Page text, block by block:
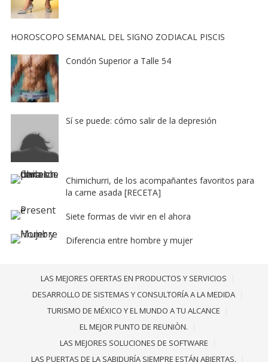
HOROSCOPO SEMANAL DEL SIGNO ZODIACAL PISCIS
Condón Superior a Talle 54
Sí se puede: cómo salir de la depresión
Chimichurri, de los acompañantes favoritos para
la carne asada [RECETA]
Siete formas de vivir en el ahora
Diferencia entre hombre y mujer
LAS MEJORES OFERTAS EN PRODUCTOS Y SERVICIOS
DESARROLLO DE SISTEMAS Y CONSULTORÍA A LA MEDIDA
TURISMO DE MÉXICO Y EL MUNDO A TU ALCANCE
EL MEJOR PUNTO DE REUNIÒN.
LAS MEJORES SOLUCIONES DE SOFTWARE
LAS PUERTAS DE LA SABIDURÍA SIEMPRE ESTÁN ABIERTAS.